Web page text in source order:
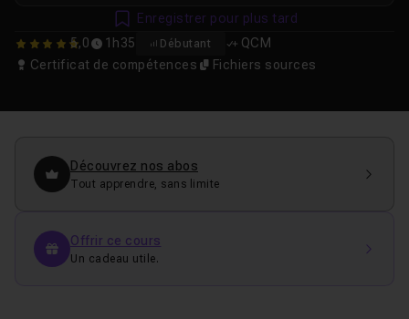
5 5,0 1h35 Débutant
QCM
Certificat de compétences
Fichiers sources
Enregistrer pour plus tard
Découvrez nos abos
Tout apprendre, sans limite
Offrir ce cours
Un cadeau utile.